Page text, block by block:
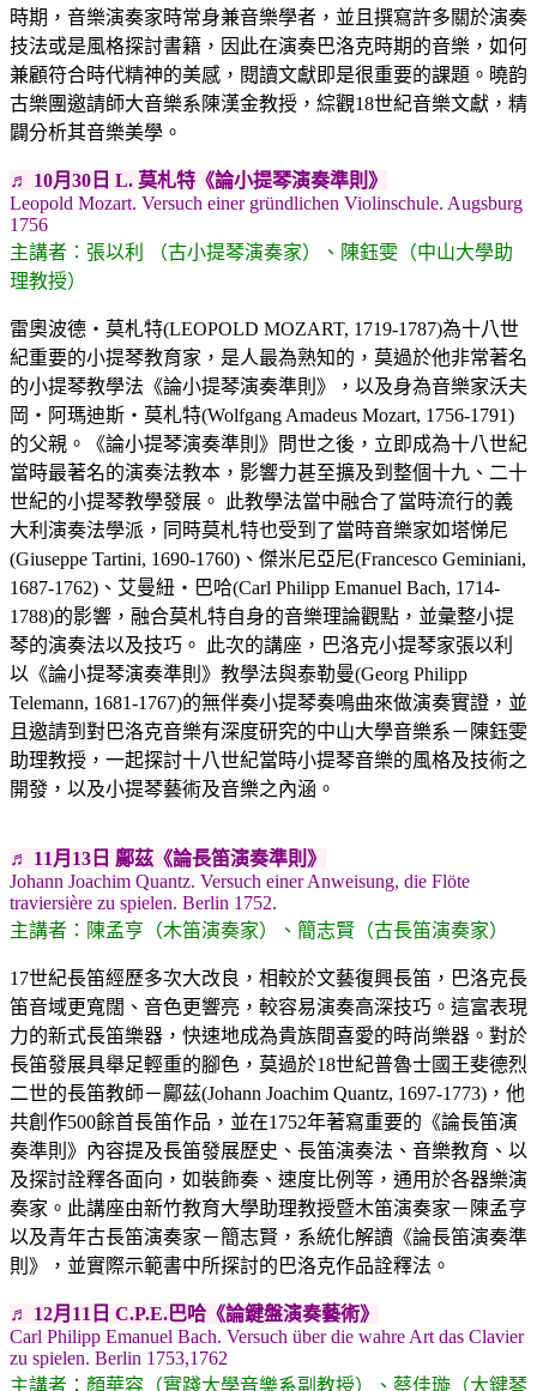
時期，音樂演奏家時常身兼音樂學者，並且撰寫許多關於演奏
技法或是風格探討書籍，因此在演奏巴洛克時期的音樂，如何
兼顧符合時代精神的美感，閱讀文獻即是很重要的課題。曉韵
古樂團邀請師大音樂系陳漢金教授，綜觀18世紀音樂文獻，精
闢分析其音樂美學。
♬ 10月30日 L. 莫札特《論小提琴演奏準則》
Leopold Mozart. Versuch einer gründlichen Violinschule. Augsburg
1756
主講者：張以利 （古小提琴演奏家）、陳鈺雯（中山大學助
理教授）
雷奧波德・莫札特(LEOPOLD MOZART, 1719-1787)為十八世
紀重要的小提琴教育家，是人最為熟知的，莫過於他非常著名
的小提琴教學法《論小提琴演奏準則》，以及身為音樂家沃夫
岡・阿瑪迪斯・莫札特(Wolfgang Amadeus Mozart, 1756-1791)
的父親。《論小提琴演奏準則》問世之後，立即成為十八世紀
當時最著名的演奏法教本，影響力甚至擴及到整個十九、二十
世紀的小提琴教學發展。 此教學法當中融合了當時流行的義
大利演奏法學派，同時莫札特也受到了當時音樂家如塔悌尼
(Giuseppe Tartini, 1690-1760)、傑米尼亞尼(Francesco Geminiani,
1687-1762)、艾曼紐・巴哈(Carl Philipp Emanuel Bach, 1714-
1788)的影響，融合莫札特自身的音樂理論觀點，並彙整小提
琴的演奏法以及技巧。 此次的講座，巴洛克小提琴家張以利
以《論小提琴演奏準則》教學法與泰勒曼(Georg Philipp
Telemann, 1681-1767)的無伴奏小提琴奏鳴曲來做演奏實證，並
且邀請到對巴洛克音樂有深度研究的中山大學音樂系－陳鈺雯
助理教授，一起探討十八世紀當時小提琴音樂的風格及技術之
開發，以及小提琴藝術及音樂之內涵。
♬ 11月13日 鄺茲《論長笛演奏準則》
Johann Joachim Quantz. Versuch einer Anweisung, die Flöte
traviersière zu spielen. Berlin 1752.
主講者：陳孟亨（木笛演奏家）、簡志賢（古長笛演奏家）
17世紀長笛經歷多次大改良，相較於文藝復興長笛，巴洛克長
笛音域更寬闊、音色更響亮，較容易演奏高深技巧。這富表現
力的新式長笛樂器，快速地成為貴族間喜愛的時尚樂器。對於
長笛發展具舉足輕重的腳色，莫過於18世紀普魯士國王斐德烈
二世的長笛教師－鄺茲(Johann Joachim Quantz, 1697-1773)，他
共創作500餘首長笛作品，並在1752年著寫重要的《論長笛演
奏準則》內容提及長笛發展歷史、長笛演奏法、音樂教育、以
及探討詮釋各面向，如裝飾奏、速度比例等，通用於各器樂演
奏家。此講座由新竹教育大學助理教授暨木笛演奏家－陳孟亨
以及青年古長笛演奏家－簡志賢，系統化解讀《論長笛演奏準
則》，並實際示範書中所探討的巴洛克作品詮釋法。
♬ 12月11日 C.P.E.巴哈《論鍵盤演奏藝術》
Carl Philipp Emanuel Bach. Versuch über die wahre Art das Clavier
zu spielen. Berlin 1753,1762
主講者：顏華容（實踐大學音樂系副教授）、蔡佳璇（大鍵琴